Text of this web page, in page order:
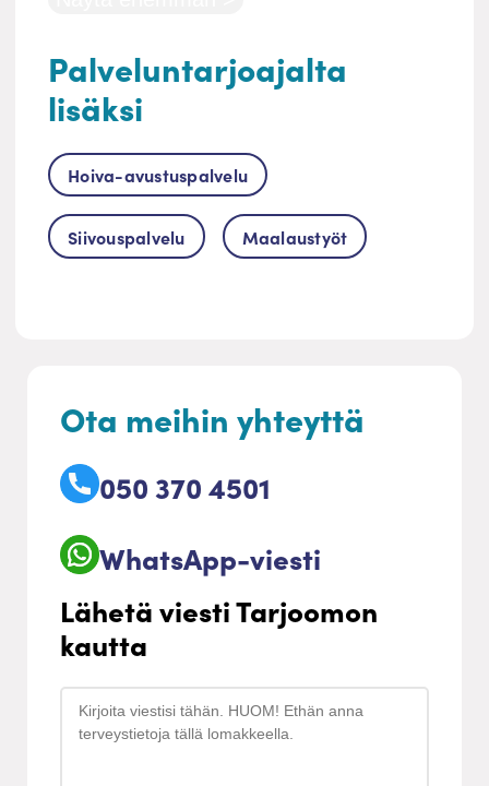
Palveluntarjoajalta
lisäksi
Hoiva-avustuspalvelu
Siivouspalvelu Maalaustyöt
Ota meihin yhteyttä
050 370 4501
WhatsApp-viesti
Lähetä viesti Tarjoomon
kautta